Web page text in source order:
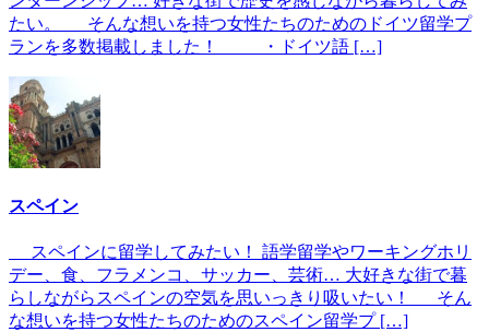
たい。 そんな想いを持つ女性たちのためのドイツ留学プ
ランを多数掲載しました！ ・ドイツ語 […]
スペイン
スペインに留学してみたい！ 語学留学やワーキングホリ
デー、食、フラメンコ、サッカー、芸術… 大好きな街で暮
らしながらスペインの空気を思いっきり吸いたい！ そん
な想いを持つ女性たちのためのスペイン留学プ […]